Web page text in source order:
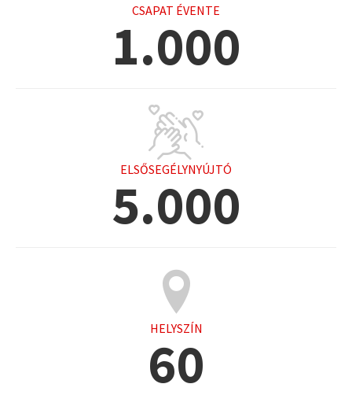
CSAPAT ÉVENTE
1.000
ELSŐSEGÉLYNYÚJTÓ
5.000
HELYSZÍN
60